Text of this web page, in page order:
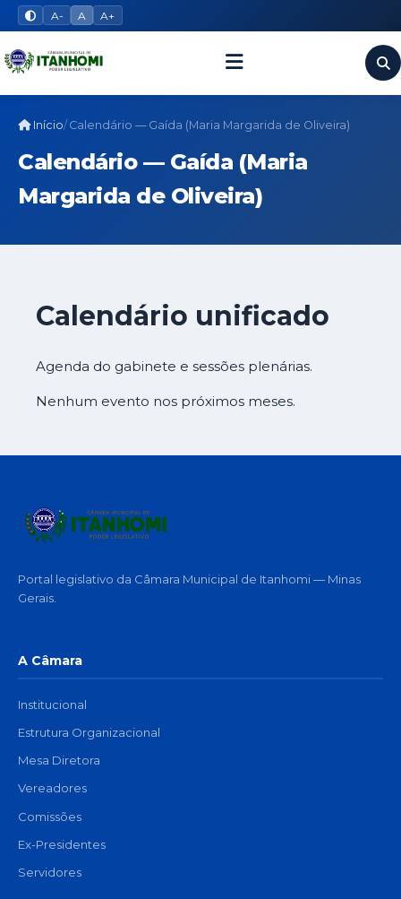
A- A A+
Início Calendário — Gaída (Maria Margarida de Oliveira)
Calendário — Gaída (Maria
Margarida de Oliveira)
Calendário unificado
Agenda do gabinete e sessões plenárias.
Nenhum evento nos próximos meses.
Portal legislativo da Câmara Municipal de Itanhomi — Minas
Gerais.
A Câmara
Institucional
Estrutura Organizacional
Mesa Diretora
Vereadores
Comissões
Ex-Presidentes
Servidores